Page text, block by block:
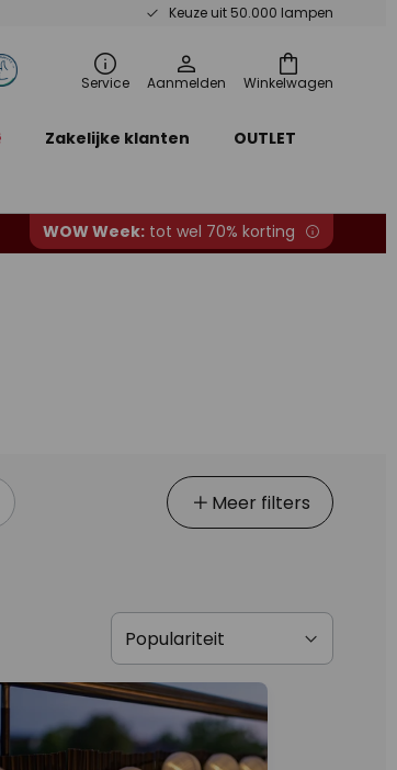
Keuze uit 50.000 lampen
Winkelwagen
Service Aanmelden
Zakelijke klanten OUTLET
WOW Week: tot wel 70% korting
Meer filters